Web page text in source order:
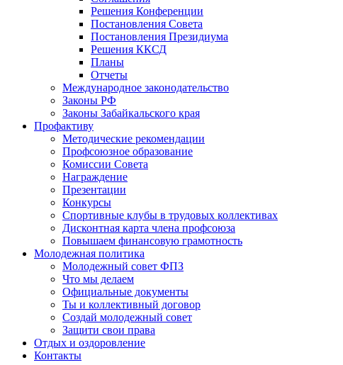
Решения Конференции
Постановления Совета
Постановления Президиума
Решения ККСД
Планы
Отчеты
Международное законодательство
Законы РФ
Законы Забайкальского края
Профактиву
Методические рекомендации
Профсоюзное образование
Комиссии Совета
Награждение
Презентации
Конкурсы
Спортивные клубы в трудовых коллективах
Дисконтная карта члена профсоюза
Повышаем финансовую грамотность
Молодежная политика
Молодежный совет ФПЗ
Что мы делаем
Официальные документы
Ты и коллективный договор
Создай молодежный совет
Защити свои права
Отдых и оздоровление
Контакты